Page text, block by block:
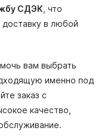
СДЭК , что
в любой
вам выбрать
именно под
заказ с
качество,